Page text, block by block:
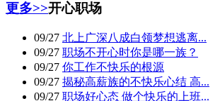
更多>>开心职场
09/27 北上广深八成白领梦想逃离...
09/27 职场不开心时你是哪一族？
09/27 你工作不快乐的根源
09/27 揭秘高薪族的不快乐心结 高...
09/27 职场好心态 做个快乐的上班...